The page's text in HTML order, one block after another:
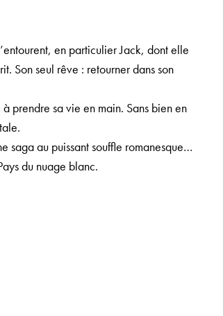
en particulier Jack, dont elle
Son seul rêve : retourner dans son
prendre sa vie en main. Sans bien en
saga au puissant souffle romanesque…
du nuage blanc.